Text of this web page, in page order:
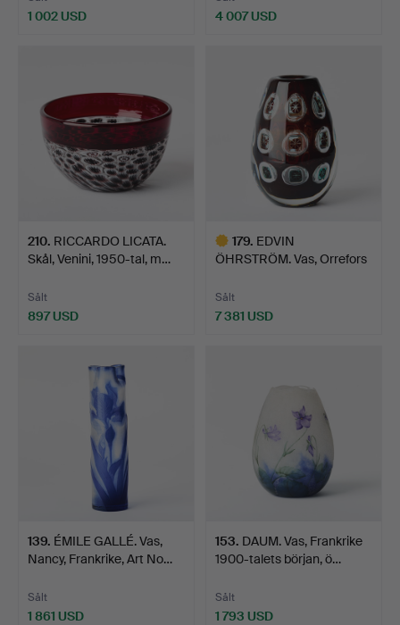
1 002 USD
4 007 USD
210. RICCARDO LICATA.
Skål, Venini, 1950-tal, m…
Sålt
897 USD
179. EDVIN
ÖHRSTRÖM. Vas, Orrefors
Sålt
7 381 USD
139. ÉMILE GALLÉ. Vas,
Nancy, Frankrike, Art No…
Sålt
1 861 USD
153. DAUM. Vas, Frankrike
1900-talets början, ö…
Sålt
1 793 USD